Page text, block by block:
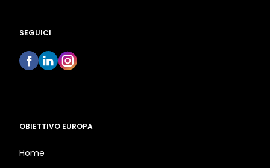
SEGUICI
OBIETTIVO EUROPA
Home